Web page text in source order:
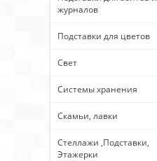
журналов
Подставки для цветов
Свет
Системы хранения
Скамьи, лавки
Стеллажи ,Подставки,
Этажерки